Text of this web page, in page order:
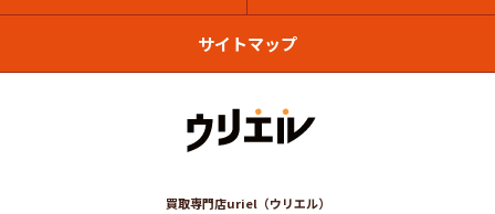
サイトマップ
買取専門店uriel（ウリエル）